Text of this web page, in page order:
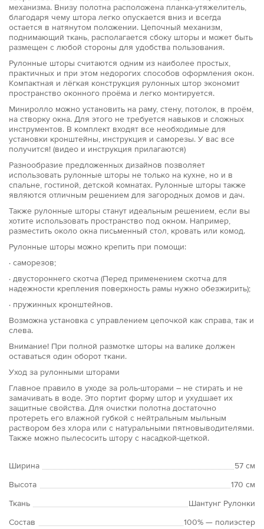
механизма. Внизу полотна расположена планка-утяжелитель,
благодаря чему штора легко опускается вниз и всегда
остается в натянутом положении. Цепочный механизм,
поднимающий ткань, располагается сбоку шторы и может быть
размещен с любой стороны для удобства пользования.
Рулонные шторы считаются одним из наиболее простых,
практичных и при этом недорогих способов оформления окон.
Компактная и лёгкая конструкция рулонных штор экономит
пространство оконного проёма и легко монтируется.
Миниролло можно установить на раму, стену, потолок, в проём,
на створку окна. Для этого не требуется навыков и сложных
инструментов. В комплект входят все необходимые для
установки кронштейны, инструкция и саморезы. У вас все
получится! (видео и инструкция прилагаются)
Разнообразие предложенных дизайнов позволяет
использовать рулонные шторы не только на кухне, но и в
спальне, гостиной, детской комнатах. Рулонные шторы также
являются отличным решением для загородных домов и дач.
Также рулонные шторы станут идеальным решением, если вы
хотите использовать пространство под окном. Например,
разместить около окна письменный стол, кровать или комод.
Рулонные шторы можно крепить при помощи:
· саморезов;
· двустороннего скотча (Перед применением скотча для
надежности крепления поверхность рамы нужно обезжирить);
· пружинных кронштейнов.
Возможна установка с управлением цепочкой как справа, так и
слева.
Внимание! При полной размотке шторы на валике должен
оставаться один оборот ткани.
Уход за рулонными шторами
Главное правило в уходе за роль-шторами – не стирать и не
замачивать в воде. Это портит форму штор и ухудшает их
защитные свойства. Для очистки полотна достаточно
протереть его влажной губкой с нейтральным мыльным
раствором без хлора или с натуральными пятновыводителями.
Также можно пылесосить штору с насадкой-щеткой.
Ширина
57 см
Высота
170 см
Ткань
Шантунг Рулонки
Состав
100% — полиэстер